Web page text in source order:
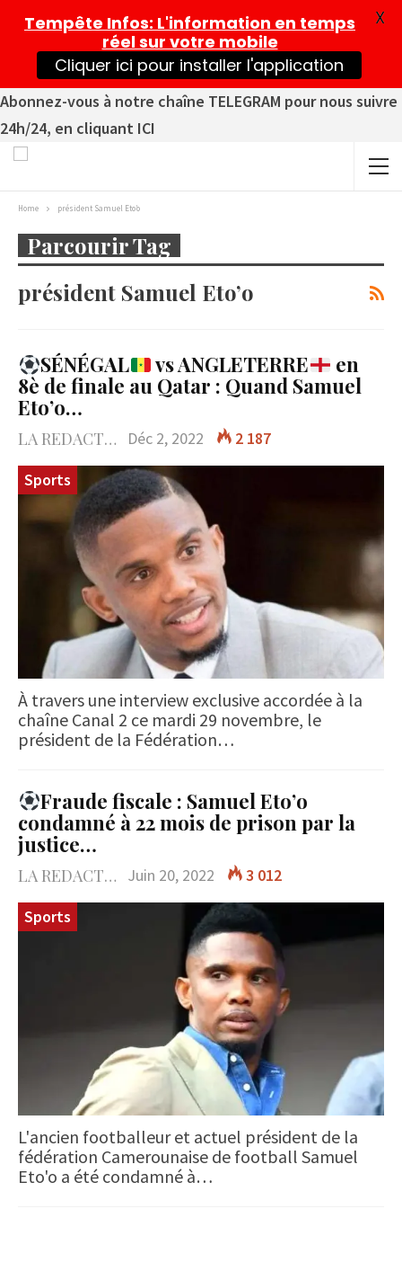
Abonnez-vous à notre chaîne TELEGRAM pour nous suivre
24h/24, en cliquant ICI
Home président Samuel Eto’o
Parcourir Tag
président Samuel Eto’o
SÉNÉGAL vs ANGLETERRE
en
8è de finale au Qatar : Quand Samuel
Eto’o…
LA REDACTION Déc 2, 2022
2 187
Sports
À travers une interview exclusive accordée à la
chaîne Canal 2 ce mardi 29 novembre, le
président de la Fédération…
Fraude fiscale : Samuel Eto’o
condamné à 22 mois de prison par la
justice…
LA REDACTION Juin 20, 2022
3 012
Sports
L'ancien footballeur et actuel président de la
fédération Camerounaise de football Samuel
Eto'o a été condamné à…
Tempête Infos: L'information en temps
réel sur votre mobile
Cliquer ici pour installer l'application
X